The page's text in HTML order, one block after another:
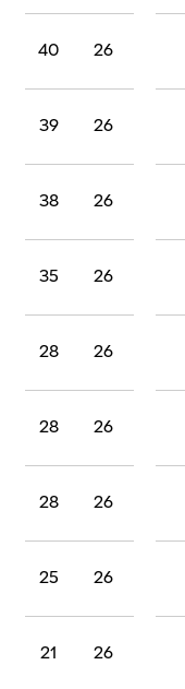
26
40
26
39
26
38
26
35
26
28
26
28
26
28
26
25
26
21